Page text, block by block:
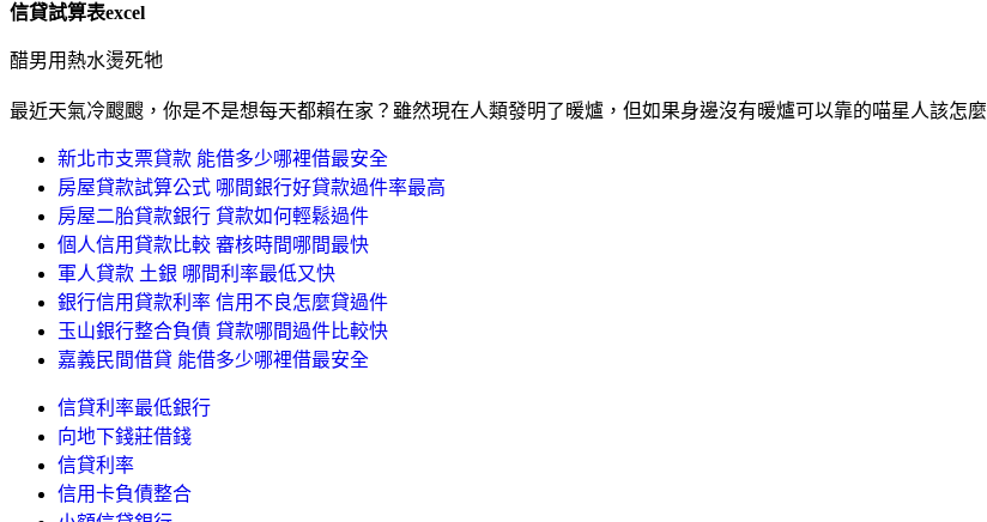
信貸試算表excel
醋男用熱水燙死牠
最近天氣冷颼颼，你是不是想每天都賴在家？雖然現在人類發明了暖爐，但如果身邊沒有暖爐可以靠的喵星人該怎
新北市支票貸款 能借多少哪裡借最安全
房屋貸款試算公式 哪間銀行好貸款過件率最高
房屋二胎貸款銀行 貸款如何輕鬆過件
個人信用貸款比較 審核時間哪間最快
軍人貸款 土銀 哪間利率最低又快
銀行信用貸款利率 信用不良怎麼貸過件
玉山銀行整合負債 貸款哪間過件比較快
嘉義民間借貸 能借多少哪裡借最安全
信貸利率最低銀行
向地下錢莊借錢
信貸利率
信用卡負債整合